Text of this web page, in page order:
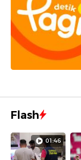
Flash
01:46